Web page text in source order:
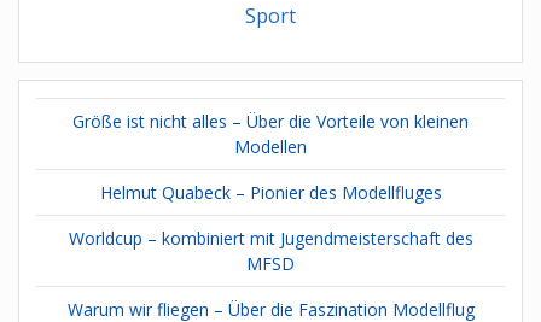
Sport
Größe ist nicht alles – Über die Vorteile von kleinen
Modellen
Helmut Quabeck – Pionier des Modellfluges
Worldcup – kombiniert mit Jugendmeisterschaft des
MFSD
Warum wir fliegen – Über die Faszination Modellflug